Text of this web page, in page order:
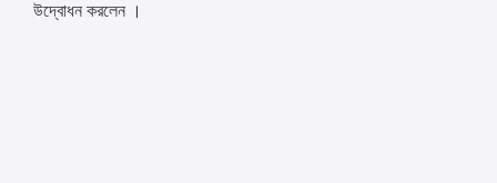
উদ্বোধন করলেন ।